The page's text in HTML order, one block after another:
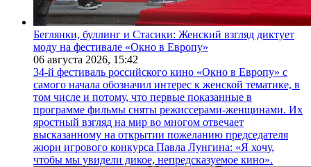
Беглянки, буллинг и Стасики: Женский взгляд диктует
моду на фестивале «Окно в Европу»
06 августа 2026, 15:42
34-й фестиваль российского кино «Окно в Европу» с
самого начала обозначил интерес к женской тематике, в
том числе и потому, что первые показанные в
программе фильмы сняты режиссерами-женщинами. Их
яростный взгляд на мир во многом отвечает
высказанному на открытии пожеланию председателя
жюри игрового конкурса Павла Лунгина: «Я хочу,
чтобы мы увидели дикое, непредсказуемое кино».